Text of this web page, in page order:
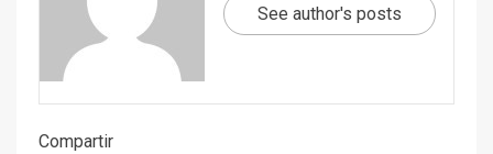
See author's posts
Compartir